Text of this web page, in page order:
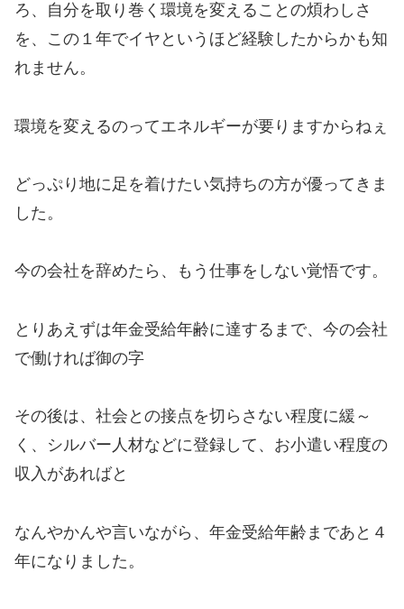
ろ、自分を取り巻く環境を変えることの煩わしさ
を、この１年でイヤというほど経験したからかも知
れません。
環境を変えるのってエネルギーが要りますからねぇ
どっぷり地に足を着けたい気持ちの方が優ってきま
した。
今の会社を辞めたら、もう仕事をしない覚悟です。
とりあえずは年金受給年齢に達するまで、今の会社
で働ければ御の字
その後は、社会との接点を切らさない程度に緩～
く、シルバー人材などに登録して、お小遣い程度の
収入があればと
なんやかんや言いながら、年金受給年齢まであと４
年になりました。